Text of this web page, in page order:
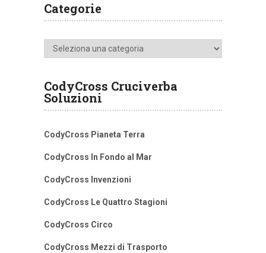
Categorie
Categorie
CodyCross Cruciverba
Soluzioni
CodyCross Pianeta Terra
CodyCross In Fondo al Mar
CodyCross Invenzioni
CodyCross Le Quattro Stagioni
CodyCross Circo
CodyCross Mezzi di Trasporto